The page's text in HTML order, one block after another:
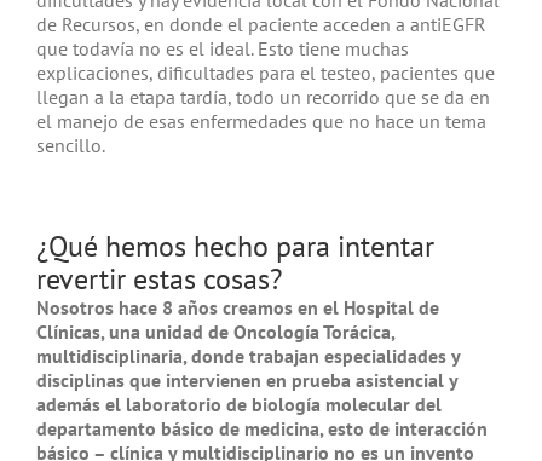
de Recursos, en donde el paciente acceden a antiEGFR
que todavía no es el ideal. Esto tiene muchas
explicaciones, dificultades para el testeo, pacientes que
llegan a la etapa tardía, todo un recorrido que se da en
el manejo de esas enfermedades que no hace un tema
sencillo.
¿Qué hemos hecho para intentar
revertir estas cosas?
Nosotros hace 8 años creamos en el Hospital de
Clínicas, una unidad de Oncología Torácica,
multidisciplinaria, donde trabajan especialidades y
disciplinas que intervienen en prueba asistencial y
además el laboratorio de biología molecular del
departamento básico de medicina, esto de interacción
básico – clínica y multidisciplinario no es un invento